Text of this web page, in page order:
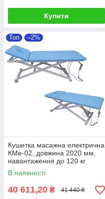
Купити
Топ –2%
Кушетка масажна електрична
КМе-02, довжина 2020 мм,
навантаження до 120 кг
В наявності
40 611,20 ₴ 41 440 ₴